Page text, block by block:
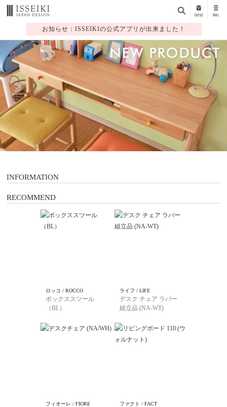
お知らせ：ISSEIKIの公式アプリが出来ました！
INFORMATION
RECOMMEND
ロッコ / ROCCO
ボックススツール
（BL）
ライフ / LIFE
デスク チェア ラバー
組立品 (NA-WT)
フィオーレ / FIORE ファクト / FACT